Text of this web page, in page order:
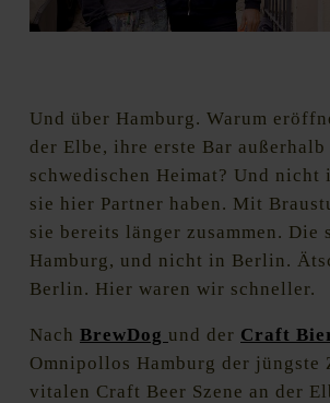
Und über Hamburg. Warum
der Elbe, ihre erste Bar
schwedischen Heimat? Und
sie hier Partner haben. Mit
sie bereits länger zusammen. Die
Hamburg, und nicht in Berlin.
Berlin. Hier waren wir schneller.
Nach BrewDog und der Craft
Omnipollos Hamburg der jüngste
vitalen Craft Beer Szene an der